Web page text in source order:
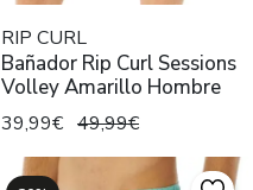
RIP CURL
Bañador Rip Curl Sessions
Volley Amarillo Hombre
39,99€ 49,99€